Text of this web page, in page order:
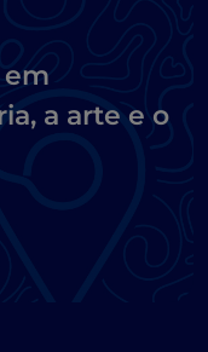
a arte e o